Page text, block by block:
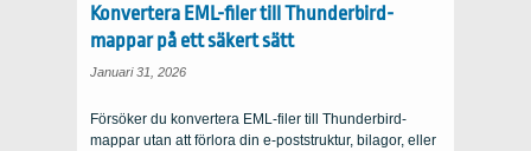
Konvertera EML-filer till Thunderbird-
mappar på ett säkert sätt
Januari 31, 2026
Försöker du konvertera EML-filer till Thunderbird-
mappar utan att förlora din e-poststruktur, bilagor, eller